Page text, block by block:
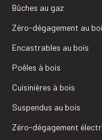
Bûches au gaz
Zéro-dégagement au
Encastrables au bois
Poêles à bois
Cuisinières à bois
Suspendus au bois
Zéro-dégagement